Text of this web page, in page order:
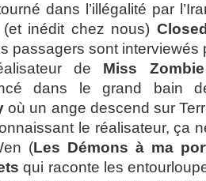
dans l’illégalité par
inédit chez nous)
passagers sont interviewés
de Miss Zombie
dans le grand bain
où un ange descend sur
le réalisateur, ça
(Les Démons à ma
qui raconte les